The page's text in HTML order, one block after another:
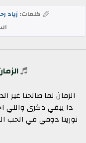
كلمات: زياد
الزمان لما صالحنا غير
دا يبقي ذكرى واللي
نورينا دومي في الحب